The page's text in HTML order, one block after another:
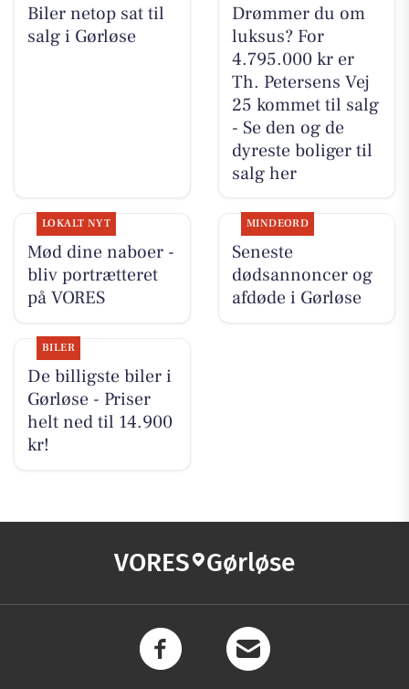
Biler netop sat til
salg i Gørløse
Drømmer du om
luksus? For
4.795.000 kr er
Th. Petersens Vej
25 kommet til salg
- Se den og de
dyreste boliger til
salg her
LOKALT NYT
Mød dine naboer -
bliv portrætteret
på VORES
MINDEORD
Seneste
dødsannoncer og
afdøde i Gørløse
BILER
De billigste biler i
Gørløse - Priser
helt ned til 14.900
kr!
VORES Gørløse